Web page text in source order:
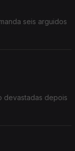
seis arguidos
devastadas depois